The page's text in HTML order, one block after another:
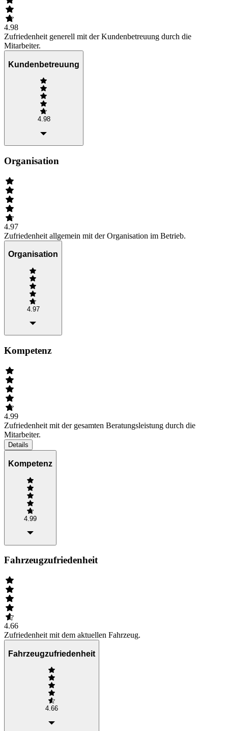
4.98
Zufriedenheit generell mit der Kundenbetreuung durch die
Mitarbeiter.
Kundenbetreuung
4.98
Organisation
4.97
Zufriedenheit allgemein mit der Organisation im Betrieb.
Organisation
4.97
Kompetenz
4.99
Zufriedenheit mit der gesamten Beratungsleistung durch die
Mitarbeiter.
Details
Kompetenz
4.99
Fahrzeugzufriedenheit
4.66
Zufriedenheit mit dem aktuellen Fahrzeug.
Fahrzeugzufriedenheit
4.66